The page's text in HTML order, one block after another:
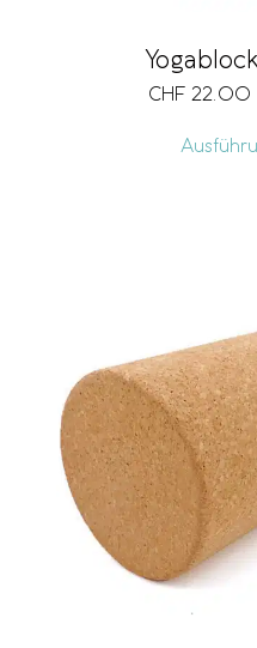
CHF 22.00